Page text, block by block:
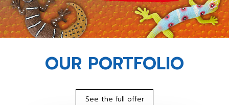
OUR PORTFOLIO
See the full offer